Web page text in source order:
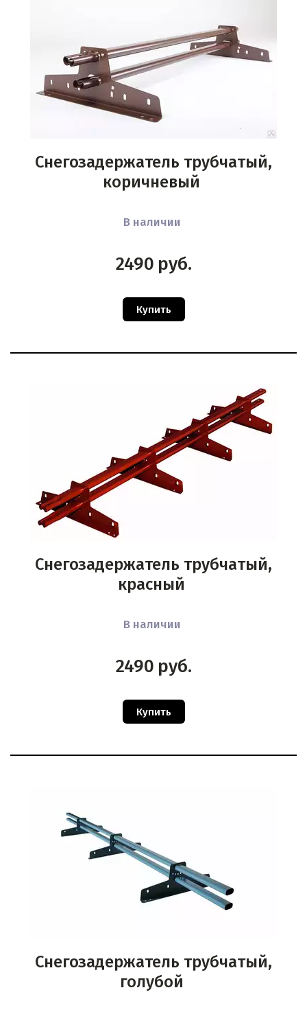
Снегозадержатель трубчатый,
коричневый
В наличии
2490 руб.
Купить
Снегозадержатель трубчатый,
красный
В наличии
2490 руб.
Купить
Снегозадержатель трубчатый,
голубой